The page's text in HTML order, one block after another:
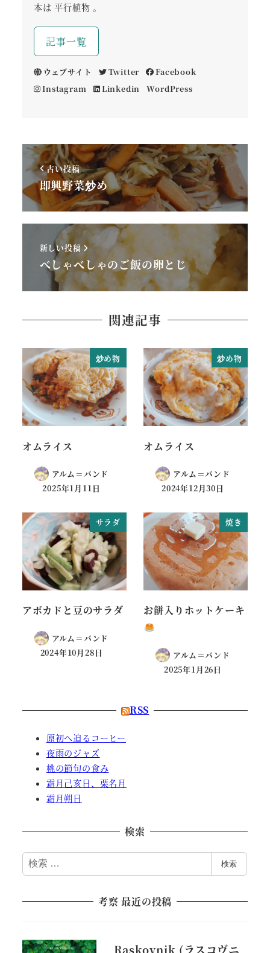
本は 平行植物 。
記事一覧
ウェブサイト Twitter
Facebook
Instagram
Linkedin WordPress
古い投稿
即興野菜炒め
新しい投稿
べしゃべしゃのご飯の卵とじ
関連記事
炒め物
オムライス
アルム＝バンド
2025年1月11日
炒め物
オムライス
アルム＝バンド
2024年12月30日
サラダ
アボカドと豆のサラダ
アルム＝バンド
2024年10月28日
焼き
お餅入りホットケーキ
アルム＝バンド
2025年1月26日
RSS
原初へ迫るコーヒー
夜雨のジャズ
桃の節句の食み
霜月己亥日、栗名月
霜月朔日
検索
検
索
検索
考察 最近の投稿
Raskovnik (ラスコヴニ